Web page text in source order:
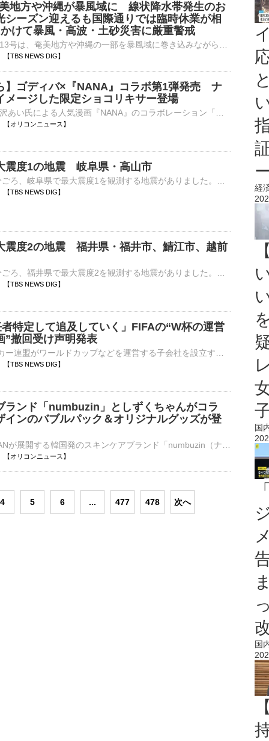
地方や沖縄が暴風域に 線状降水帯発生のお
ーズン迎えるも国際通りでは臨時休業が相
けて暴風・高波・土砂災害に厳重警戒
TBS NEWS DIG】
】ゴディバ×『NANA』コラボ第1弾発売 ナ
メージした限定ショコリキサー登場
オリコンニュース】
震度1の地震 岐阜県・高山市
TBS NEWS DIG】
震度2の地震 福井県・福井市、鯖江市、越前
TBS NEWS DIG】
特定して追及していく」FIFAの“W杯の運営
”撤回受け声明発表
TBS NEWS DIG】
ランド「numbuzin」としずくちゃんがコラ
ンのバブルパック＆オリジナルグッズが登
オリコンニュース】
4 5 6 ... 477 478 次へ
経
国
国